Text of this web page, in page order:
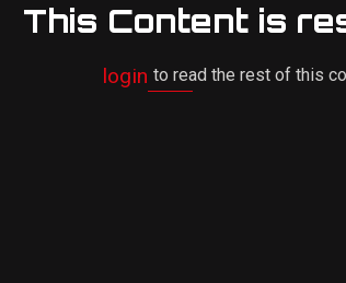
This Content is
login to read the rest of this